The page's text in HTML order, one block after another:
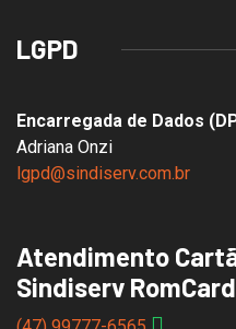
LGPD
Encarregada de Dados
Adriana Onzi
lgpd@sindiserv.com.br
Atendimento
Sindiserv RomCard